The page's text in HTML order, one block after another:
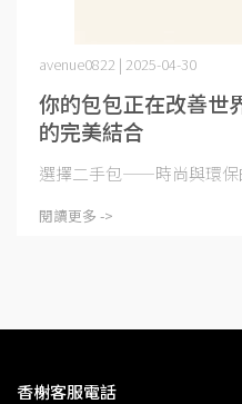
你的包包正在改善
的完美結合
avenue0822 | 2025-04-30
選擇二手包——時尚與環
閱讀更多 ->
香榭客服電話